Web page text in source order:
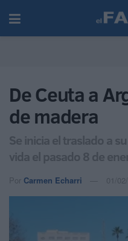
De Ceuta a
de madera
Se inicia el traslado a
vida el pasado 8 de
Por Carmen Echarri 01/